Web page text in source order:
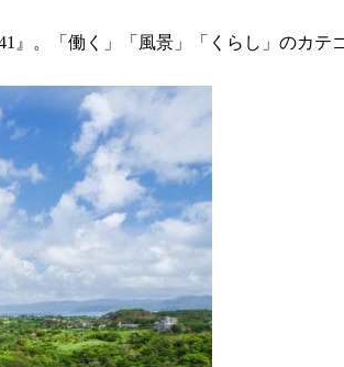
。「働く」「風景」「くらし」のカ